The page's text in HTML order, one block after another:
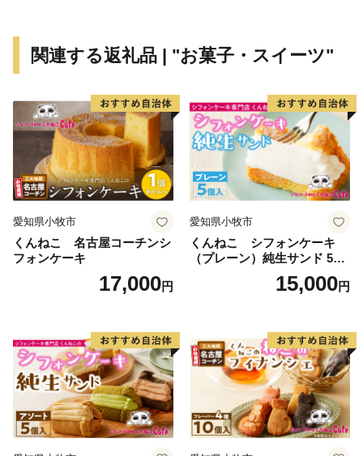
なった西尾市は、農水産物の生産も盛んで、農業、工
特に「一色産うなぎ」、「西尾の抹茶」、「三河一色
えびせんべい」は特許庁の地域団体商標（地域ブラン
ド）にも認定されている全国に誇る三大ブランドです。
また、市内には歴史的な史跡や名所が点在し、伝統的
な祭りや民俗芸能も多く伝えられているほか、海・山・
い、心豊かに暮らせるまち」それが六万石城下町・西尾
です。
【お問い合わせ先】
一般社団法人西尾市観光協会
※西尾市は、返礼品に関する事務を外部委託していま
す。
TEL：0563-57-7882
Mail：furusato@katch.ne.jp
関連する返礼品 | "お菓子・スイーツ"
愛知県小牧市
くんねこ 名古屋コーチンシ
フォンケーキ
17,000円
愛知県小牧市
くんねこ シフォンケーキ
（プレーン）純生サンド 5個
15,000円